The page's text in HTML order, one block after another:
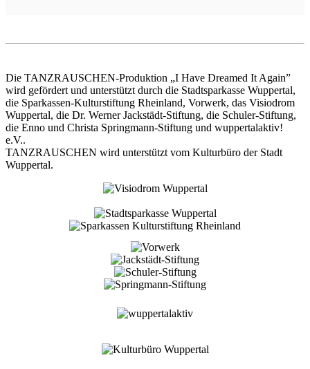
Die TANZRAUSCHEN-Produktion „I Have Dreamed It Again”
wird gefördert und unterstützt durch die Stadtsparkasse Wuppertal,
die Sparkassen-Kulturstiftung Rheinland, Vorwerk, das Visiodrom
Wuppertal, die Dr. Werner Jackstädt-Stiftung, die Schuler-Stiftung,
die Enno und Christa Springmann-Stiftung und wuppertalaktiv!
e.V..
TANZRAUSCHEN wird unterstützt vom Kulturbüro der Stadt
Wuppertal.